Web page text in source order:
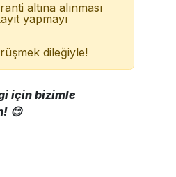
altına alınması
yapmayı
dileğiyle!
için bizimle
😊